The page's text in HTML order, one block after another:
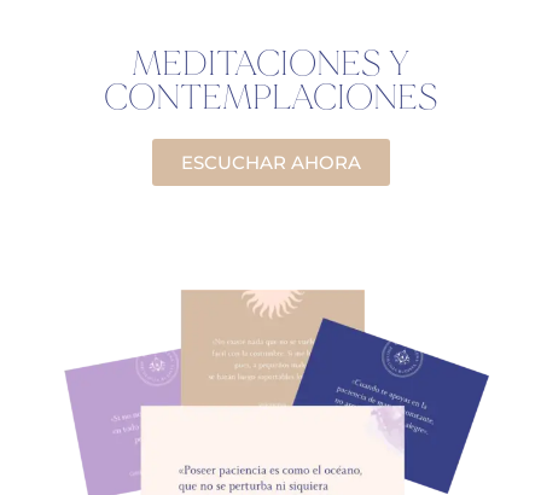
MEDITACIONES Y
CONTEMPLACIONES
ESCUCHAR AHORA